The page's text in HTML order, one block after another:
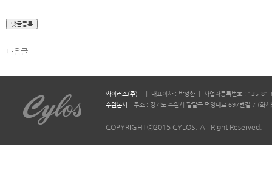
다음글
싸이러스(주)
ㅣ 대표이사 : 박성환 ㅣ 사업자등록번호 : 135-
수원본사
주소 : 경기도 수원시 팔달구 덕영대로 697번길 7 (
COPYRIGHTⓒ2015 CYLOS. All Right Reserved.